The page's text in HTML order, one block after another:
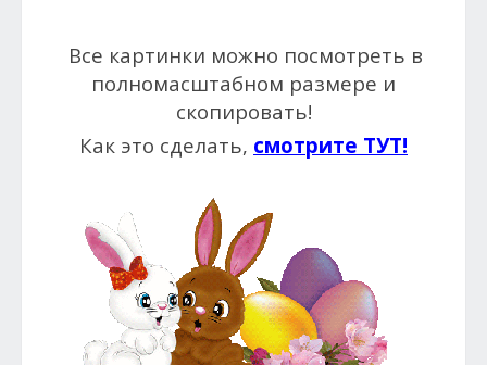
Все картинки можно посмотреть в
полномасштабном размере и
скопировать!
Как это сделать, смотрите ТУТ!